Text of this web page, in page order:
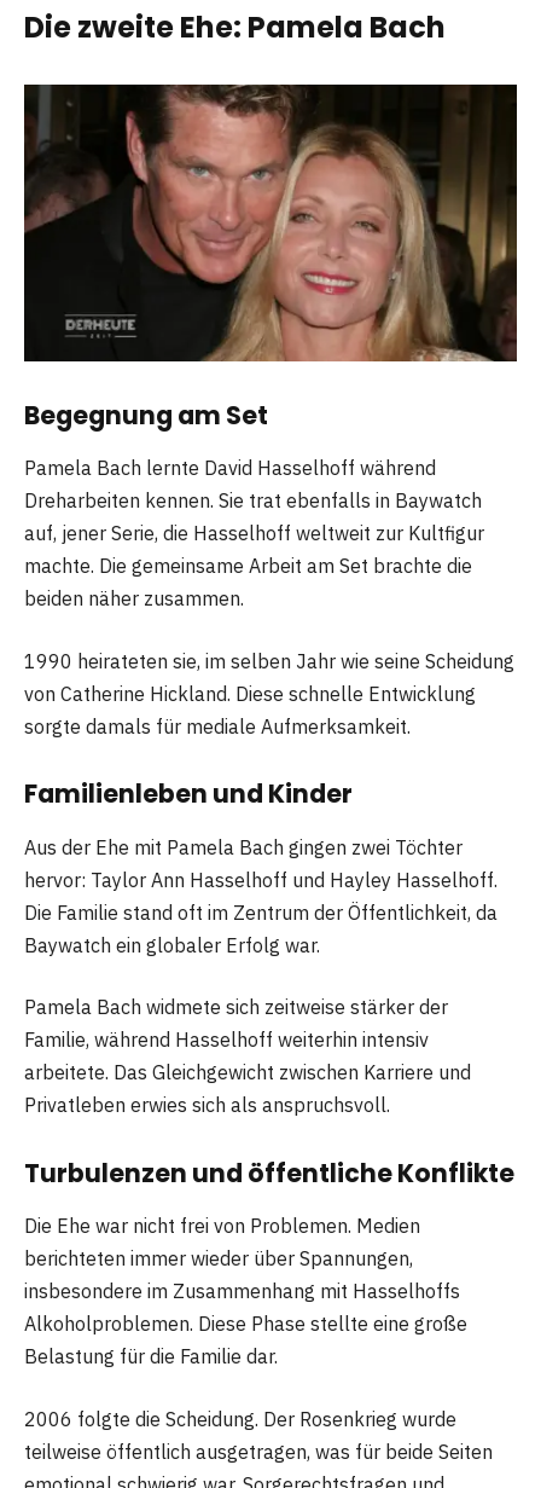
Die zweite Ehe: Pamela Bach
Begegnung am Set
Pamela Bach lernte David Hasselhoff während
Dreharbeiten kennen. Sie trat ebenfalls in Baywatch
auf, jener Serie, die Hasselhoff weltweit zur Kultfigur
machte. Die gemeinsame Arbeit am Set brachte die
beiden näher zusammen.
1990 heirateten sie, im selben Jahr wie seine Scheidung
von Catherine Hickland. Diese schnelle Entwicklung
sorgte damals für mediale Aufmerksamkeit.
Familienleben und Kinder
Aus der Ehe mit Pamela Bach gingen zwei Töchter
hervor: Taylor Ann Hasselhoff und Hayley Hasselhoff.
Die Familie stand oft im Zentrum der Öffentlichkeit, da
Baywatch ein globaler Erfolg war.
Pamela Bach widmete sich zeitweise stärker der
Familie, während Hasselhoff weiterhin intensiv
arbeitete. Das Gleichgewicht zwischen Karriere und
Privatleben erwies sich als anspruchsvoll.
Turbulenzen und öffentliche Konflikte
Die Ehe war nicht frei von Problemen. Medien
berichteten immer wieder über Spannungen,
insbesondere im Zusammenhang mit Hasselhoffs
Alkoholproblemen. Diese Phase stellte eine große
Belastung für die Familie dar.
2006 folgte die Scheidung. Der Rosenkrieg wurde
teilweise öffentlich ausgetragen, was für beide Seiten